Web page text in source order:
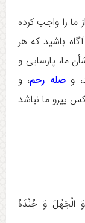
ما را واجب کرده
باشید که هر
ما، پارسایی و
وصله رحم، و
پیرو ما نباشد
وَ الْجَهْلَ وَ جُنْدَهُ